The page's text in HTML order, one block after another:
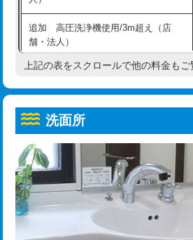
コンクリート斫り（厚さ10㎝超え）
モルタル補修（厚さ10㎝まで）
モルタル補修（厚さ10㎝超え）
洗面台設置
追加人工
廃棄・処分
※給水管工事は20mmまでの価格です
給水管工事※（ホール加工)
給水管工事※（バンド止め)
給水管工事※（支持金具設置)
給水管工事※（保温材使用（バンド止
め込み）)
給水管工事※（土の掘削・埋め戻し作
業)
給水管工事※（塩ビ管（VP・HI）使
用/3ｍまで)
給水管工事※（塩ビ管（VP・HI）使
用（追加）/3ｍ超え)
追加 高圧洗浄機使用/3m超え（店
舗・法人）
高度高圧洗浄換
トーラー機使用/3mまで
追加トーラー機使用/3m超え
カメラ調査
桝清掃
上記の表をスクロールで他の料金もご
洗面所